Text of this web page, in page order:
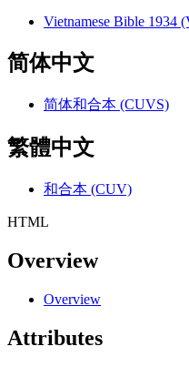
Vietnamese Bible 1934
简体中文
简体和合本 (CUVS)
繁體中文
和合本 (CUV)
HTML
Overview
Overview
Attributes